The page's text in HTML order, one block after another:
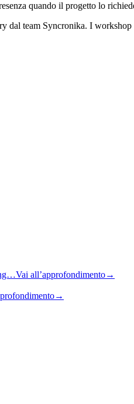
quando il progetto lo
dal team Syncronika. I workshop
Vai all’approfondimento→
→